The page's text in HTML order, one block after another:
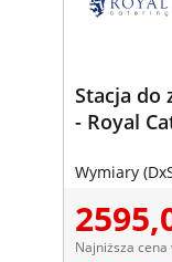
Stacja do
- Royal
Wymiary
Najniższa cena